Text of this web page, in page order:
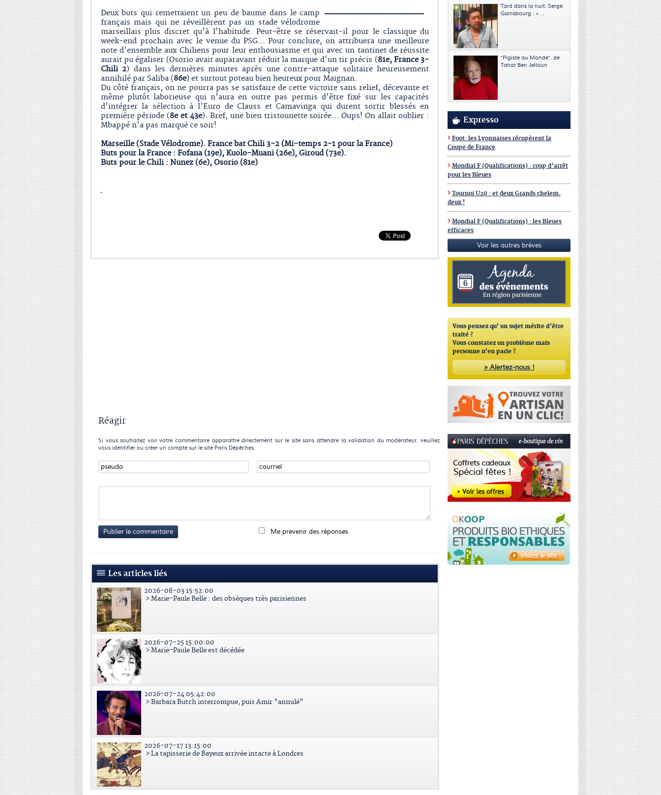
Deux buts qui remettaient un peu de baume dans le camp
français mais qui ne réveillèrent pas un stade vélodrome
marseillais plus discret qu'à l'habitude. Peut-être se réservait-il pour le classique du
week-end prochain avec le venue du PSG... Pour conclure, on attribuera une meilleure
note d'ensemble aux Chiliens pour leur enthousiasme et qui avec un tantinet de réussite
aurait pu égaliser (Osorio avait auparavant réduit la marque d'un tir précis (81e, France 3-
Chili 2) dans les dernières minutes après une contre-attaque solitaire heureusement
annihilé par Saliba (86e) et surtout poteau bien heureux pour Maignan.
Du côté français, on ne pourra pas se satisfaire de cette victoire sans relief, décevante et
même plutôt laborieuse qui n'aura en outre pas permis d'être fixé sur les capacités
d'intégrer la sélection à l'Euro de Clauss et Camavinga qui durent sortir blessés en
première période (8e et 43e). Bref, une bien tristounette soirée... Oups! On allait oublier :
Mbappé n'a pas marqué ce soir!
Marseille (Stade Vélodrome). France bat Chili 3-2 (Mi-temps 2-1 pour la France)
Buts pour la France : Fofana (19e), Kuolo-Muani (26e), Giroud (73e).
Buts pour le Chili : Nunez (6e), Osorio (81e)
Réagir
Si vous souhaitez voir votre commentaire apparaître directement sur le site sans attendre la validation du modérateur, veuillez
vous identifier ou créer un compte sur le site Paris Dépêches.
Publier le commentaire Me prevenir des réponses
Les articles liés
2026-08-03 15:52:00
> Marie-Paule Belle : des obsèques très parisiennes
2026-07-25 15:00:00
> Marie-Paule Belle est décédée
2026-07-24 05:42:00
> Barbara Butch interrompue, puis Amir "annulé"
2026-07-17 13:15:00
> La tapisserie de Bayeux arrivée intacte à Londres
Tard dans la nuit. Serge
Gainsbourg : « ...
"Pigiste au Monde", de
Tahar Ben Jelloun
Expresso
Foot: les Lyonnaises récupèrent la
Coupe de France
Mondial F (Qualifications) : coup d’arrêt
pour les Bleues
Tournoi U20 : et deux Grands chelem,
deux !
Mondial F (Qualifications) : les Bleues
efficaces
Voir les autres brèves
Vous pensez qu' un sujet mérite d'être
traité ?
Vous constatez un problème mais
personne n'en parle ?
» Alertez-nous !